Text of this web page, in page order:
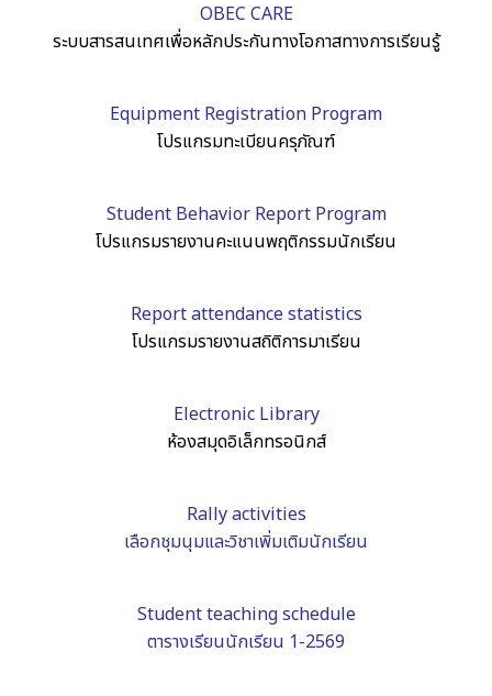
OBEC CARE
ระบบสารสนเทศเพื่อหลักประกันทางโอกาสทางการเรียนรู้
Equipment Registration Program
โปรแกรมทะเบียนครุภัณฑ์
Student Behavior Report Program
โปรแกรมรายงานคะแนนพฤติกรรมนักเรียน
Report attendance statistics
โปรแกรมรายงานสถิติการมาเรียน
Electronic Library
ห้องสมุดอิเล็กทรอนิกส์
Rally activities
เลือกชุมนุมและวิชาเพิ่มเติมนักเรียน
Student teaching schedule
ตารางเรียนนักเรียน 1-2569